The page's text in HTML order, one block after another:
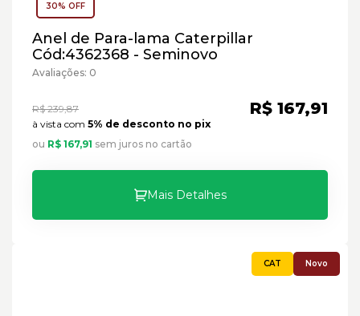
30% OFF
Anel de Para-lama Caterpillar
Cód:4362368 - Seminovo
Avaliações: 0
R$ 239,87 R$ 167,91
à vista com 5% de desconto no pix
ou R$ 167,91 sem juros no cartão
Mais Detalhes
Novo